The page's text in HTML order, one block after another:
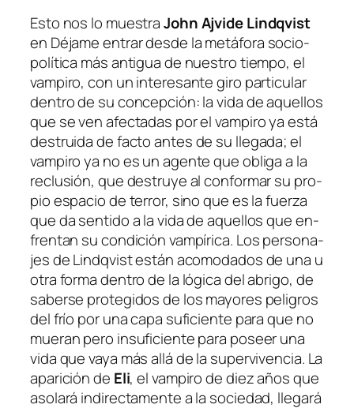
Esto nos lo mues­traJohn Ajvide Lindqvist
en Déjame en­trardes­de la me­tá­fo­ra socio-
política más an­ti­gua de nues­tro tiem­po, el
vam­pi­ro, con un in­tere­san­te gi­ro par­ti­cu­lar
den­tro de su con­cep­ción: la vi­da de aque­llos
que se ven afec­ta­das por el vam­pi­ro ya es­tá
des­trui­dade fac­toan­tes de su lle­ga­da; el
vam­pi­ro ya no es un agen­te que obli­ga a la
re­clu­sión, que des­tru­ye al con­for­mar su pro­
pio es­pa­cio de te­rror, sino que es la fuer­za
que da sen­ti­do a la vi­da de aque­llos que en­
fren­tan su con­di­ción vam­pí­ri­ca. Los per­so­na­
jes de Lindqvist es­tán aco­mo­da­dos de una u
otra for­ma den­tro de la ló­gi­ca del abri­go, de
sa­ber­se pro­te­gi­dos de los ma­yo­res pe­li­gros
del frío por una ca­pa su­fi­cien­te pa­ra que no
mue­ran pe­ro in­su­fi­cien­te pa­ra po­seer una
vi­da que va­ya más allá de la su­per­vi­ven­cia. La
apa­ri­ción de Eli, el vam­pi­ro de diez años que
aso­la­rá in­di­rec­ta­men­te a la so­cie­dad, lle­ga­rá